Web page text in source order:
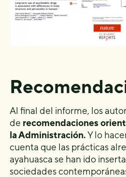
Al final del informe, los
de recomendaciones
la Administración.Y lo
cuenta que las prácticas
ayahuasca se han ido
sociedades